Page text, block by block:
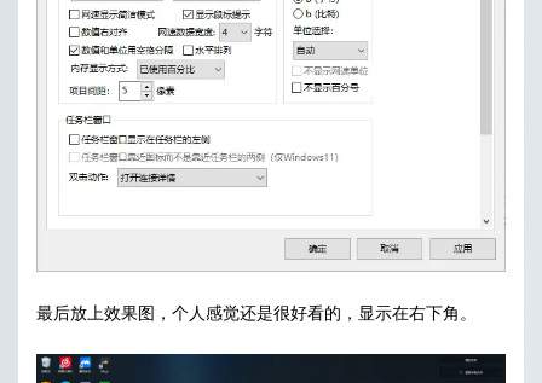
最后放上效果图，个人感觉还是很好看的，显示在右下角。